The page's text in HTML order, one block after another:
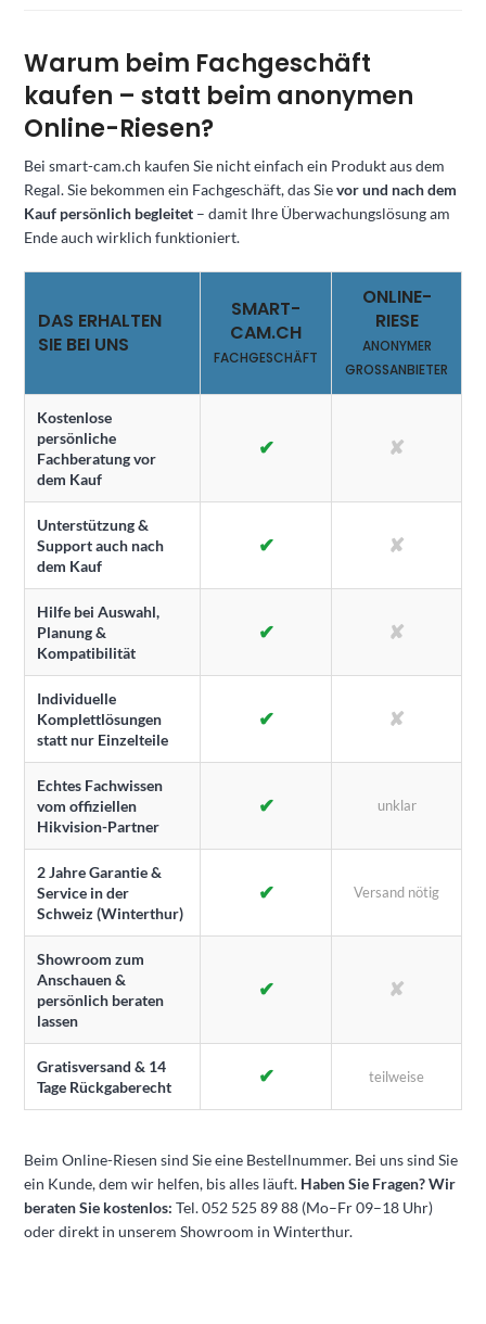
Warum beim Fachgeschäft
kaufen – statt beim anonymen
Online-Riesen?
Bei smart-cam.ch kaufen Sie nicht einfach ein Produkt aus dem
Regal. Sie bekommen ein Fachgeschäft, das Sievor und nach dem
Kauf persönlich begleitet – damit Ihre Überwachungslösung am
Ende auch wirklich funktioniert.
DAS ERHALTEN
SIE BEI UNS
SMART-
CAM.CH
FACHGESCHÄFT
ONLINE-
RIESE
ANONYMER
GROSSANBIETER
Kostenlose
persönliche
Fachberatung vor
dem Kauf
✔ ✘
Unterstützung &
Support auch nach
dem Kauf
✔ ✘
Hilfe bei Auswahl,
Planung &
Kompatibilität
✔ ✘
Individuelle
Komplettlösungen
statt nur Einzelteile
✔ ✘
Echtes Fachwissen
vom offiziellen
Hikvision-Partner
✔ unklar
2 Jahre Garantie &
Service in der
Schweiz (Winterthur)
✔ Versand nötig
Showroom zum
Anschauen &
persönlich beraten
lassen
✔ ✘
Gratisversand & 14
Tage Rückgaberecht
✔ teilweise
Beim Online-Riesen sind Sie eine Bestellnummer. Bei uns sind Sie
ein Kunde, dem wir helfen, bis alles läuft. Haben Sie Fragen? Wir
beraten Sie kostenlos: Tel. 052 525 89 88 (Mo–Fr 09–18 Uhr)
oder direkt in unserem Showroom in Winterthur.